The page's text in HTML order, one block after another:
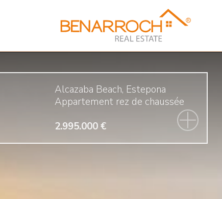
Alcazaba Beach, Estepona
Appartement rez de chaussée
2.995.000 €